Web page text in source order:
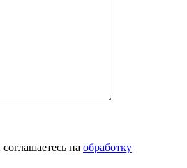
на обработку